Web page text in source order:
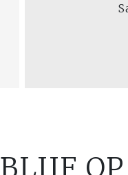
BLIJF